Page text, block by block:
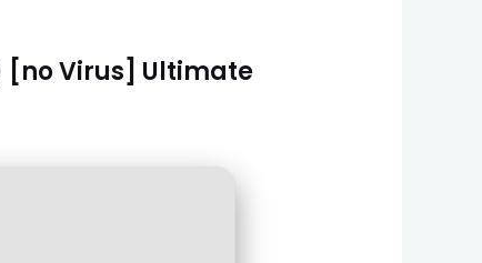
[no Virus] Ultimate